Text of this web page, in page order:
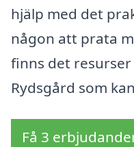
hjälp med det
någon att prata
finns det
Rydsgård som
Få 3